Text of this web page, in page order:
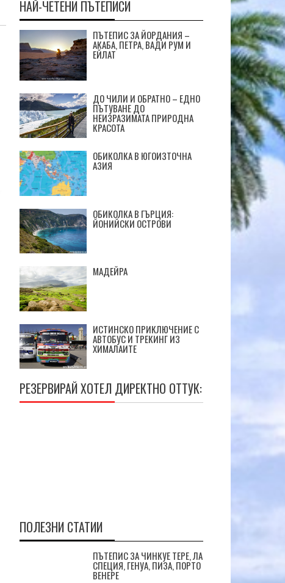
НАЙ-ЧЕТЕНИ ПЪТЕПИСИ
ПЪТЕПИС ЗА ЙОРДАНИЯ –
АКАБА, ПЕТРА, ВАДИ РУМ И
ЕЙЛАТ
ДО ЧИЛИ И ОБРАТНО – ЕДНО
ПЪТУВАНЕ ДО
НЕИЗРАЗИМАТА ПРИРОДНА
КРАСОТА
ОБИКОЛКА В ЮГОИЗТОЧНА
АЗИЯ
ОБИКОЛКА В ГЪРЦИЯ:
ЙОНИЙСКИ ОСТРОВИ
МАДЕЙРА
ИСТИНСКО ПРИКЛЮЧЕНИЕ С
АВТОБУС И ТРЕКИНГ ИЗ
ХИМАЛАИТЕ
РЕЗЕРВИРАЙ ХОТЕЛ ДИРЕКТНО ОТТУК:
ПОЛЕЗНИ СТАТИИ
ПЪТЕПИС ЗА ЧИНКУЕ ТЕРЕ, ЛА
СПЕЦИЯ, ГЕНУА, ПИЗА, ПОРТО
ВЕНЕРЕ